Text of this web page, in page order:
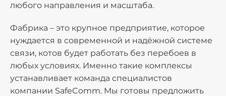
любого направления и масштаба.
Фабрика – это крупное предприятие, которое
нуждается в современной и надёжной системе
связи, котов будет работать без перебоев в
любых условиях. Именно такие комплексы
устанавливает команда специалистов
компании SafeComm. Мы готовы предложить